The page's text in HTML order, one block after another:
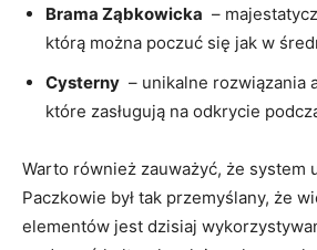
Brama Ząbkowicka
–
którą można poczuć się jak w
Cysterny
– unikalne rozwiązania
które zasługują na ‌odkrycie
Warto również zauważyć, że system
Paczkowie był tak przemyślany, że
elementów ‌jest dzisiaj